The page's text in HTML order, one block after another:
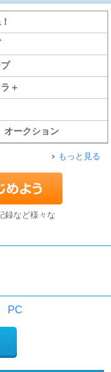
＋
オークション
もっと見る
録など様々な
PC